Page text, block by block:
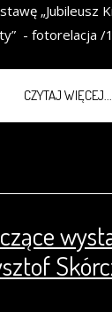
„Jubileusz
- fotorelacja /
CZYTAJ WIĘCEJ...